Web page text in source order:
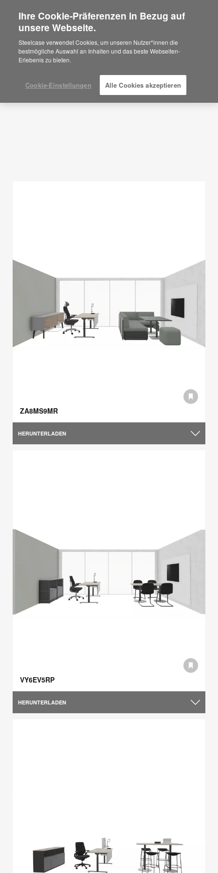
Are you in United States?
Would you like to see Products we sell in
your region?
Americas
Español
Planungsideen
ZA8MS9MR
HERUNTERLADEN
VY6EV5RP
HERUNTERLADEN
Ihre Cookie-Präferenzen in Bezug auf
unsere Webseite.
Steelcase verwendet Cookies, um unseren Nutzer*innen die
bestmögliche Auswahl an Inhalten und das beste Webseiten-
Erlebenis zu bieten.
Cookie-Einstellungen Alle Cookies akzeptieren